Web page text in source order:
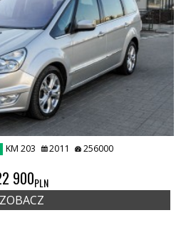
KM 203 2011 256000
900PLN
ZOBACZ